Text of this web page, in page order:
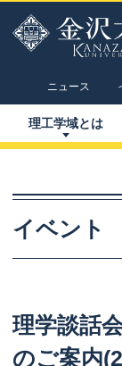
ニュース
理工学域とは
イベント
理学談話
のご案内